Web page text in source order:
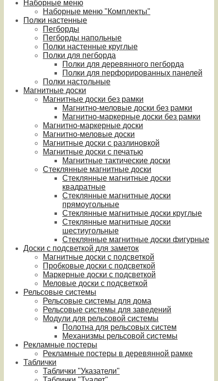
Наборные меню
Наборные меню "Комплекты"
Полки настенные
Пегборды
Пегборды напольные
Полки настенные круглые
Полки для пегборда
Полки для деревянного пегборда
Полки для перфорированных панелей
Полки настольные
Магнитные доски
Магнитные доски без рамки
Магнитно-меловые доски без рамки
Магнитно-маркерные доски без рамки
Магнитно-маркерные доски
Магнитно-меловые доски
Магнитные доски с разлиновкой
Магнитные доски с печатью
Магнитные тактические доски
Стеклянные магнитные доски
Стеклянные магнитные доски
квадратные
Стеклянные магнитные доски
прямоугольные
Стеклянные магнитные доски круглые
Стеклянные магнитные доски
шестиугольные
Стеклянные магнитные доски фигурные
Доски с подсветкой для заметок
Магнитные доски с подсветкой
Пробковые доски с подсветкой
Маркерные доски с подсветкой
Меловые доски с подсветкой
Рельсовые системы
Рельсовые системы для дома
Рельсовые системы для заведений
Модули для рельсовой системы
Полотна для рельсовых систем
Механизмы рельсовой системы
Рекламные постеры
Рекламные постеры в деревянной рамке
Таблички
Таблички "Указатели"